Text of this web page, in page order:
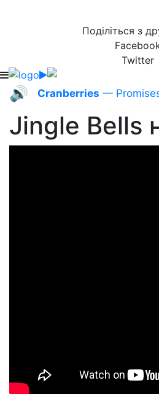
Поділіться з
Twitter
🔊 Cranberries —
Jingle Bells